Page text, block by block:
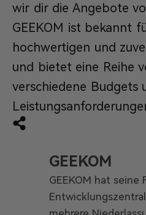
wir dir die Angebote
GEEKOM ist bekannt
hochwertigen und
und bietet eine Reihe
verschiedene Budgets
GEEKOM
GEEKOM hat seine